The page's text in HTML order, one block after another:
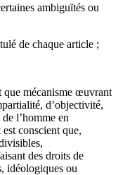
ambiguïtés ou
de chaque article ;
que mécanisme œuvrant
d’objectivité,
l’homme en
conscient que,
des droits de
idéologiques ou